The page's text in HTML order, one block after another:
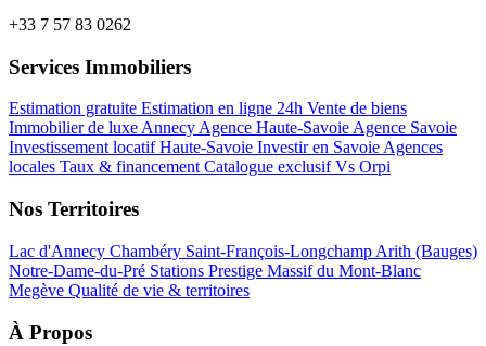
+33 7 57 83 0262
Services Immobiliers
Estimation gratuite Estimation en ligne 24h Vente de biens
Immobilier de luxe AnnecyAgence Haute-SavoieAgence Savoie
Investissement locatif Haute-Savoie Investir en SavoieAgences
locales Taux & financementCatalogue exclusifVs Orpi
Nos Territoires
Lac d'Annecy Chambéry Saint-François-Longchamp Arith (Bauges)
Notre-Dame-du-Pré Stations Prestige Massif du Mont-Blanc
Megève Qualité de vie & territoires
À Propos